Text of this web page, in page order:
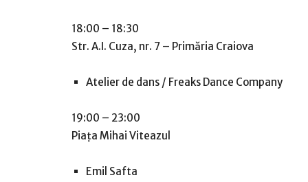
18:00 – 18:30
Str. A.I. Cuza, nr. 7 – Primăria Craiova
Atelier de dans / Freaks Dance Company
19:00 – 23:00
Piaţa Mihai Viteazul
Emil Safta